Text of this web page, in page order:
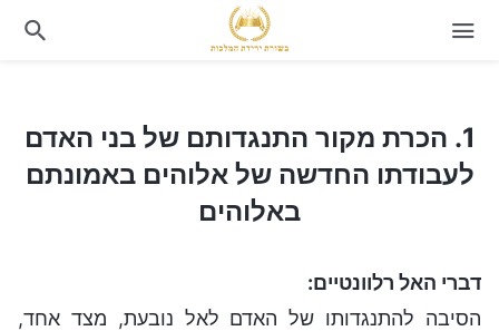
1. הכרת מקור התנגדותם של בני האדם
לעבודתו החדשה של אלוהים באמונתם
באלוהים
דברי האל רלוונטיים:
הסיבה להתנגדותו של האדם לאל נובעת, מצד אחד,